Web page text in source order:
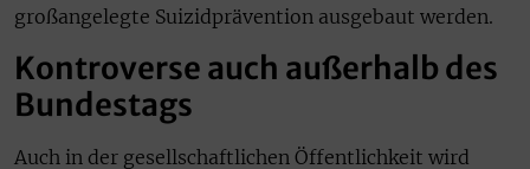
großangelegte Suizidprävention ausgebaut werden.
Kontroverse auch außerhalb des
Bundestags
Auch in der gesellschaftlichen Öffentlichkeit wird